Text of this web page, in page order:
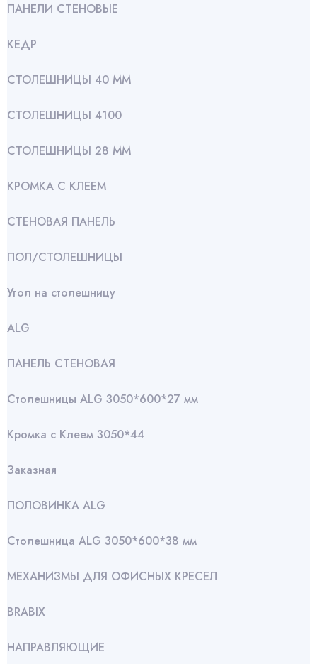
ПАНЕЛИ СТЕНОВЫЕ
КЕДР
СТОЛЕШНИЦЫ 40 ММ
СТОЛЕШНИЦЫ 4100
СТОЛЕШНИЦЫ 28 ММ
КРОМКА С КЛЕЕМ
СТЕНОВАЯ ПАНЕЛЬ
ПОЛ/СТОЛЕШНИЦЫ
Угол на столешницу
АLG
ПАНЕЛЬ СТЕНОВАЯ
Столешницы ALG 3050*600*27 мм
Кромка с Клеем 3050*44
Заказная
ПОЛОВИНКА ALG
Столешница ALG 3050*600*38 мм
МЕХАНИЗМЫ ДЛЯ ОФИСНЫХ КРЕСЕЛ
BRABIX
НАПРАВЛЯЮЩИЕ